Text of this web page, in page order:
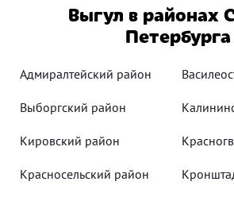
Выгул в районах
Петербурга
Адмиралтейский район
Выборгский район
Кировский район
Красносельский район